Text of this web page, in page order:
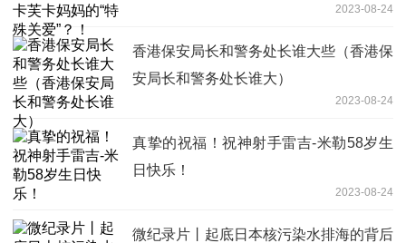
2023-08-24
香港保安局长和警务处长谁大些（香港保
安局长和警务处长谁大）
2023-08-24
真挚的祝福！祝神射手雷吉-米勒58岁生
日快乐！
2023-08-24
微纪录片丨起底日本核污染水排海的背后